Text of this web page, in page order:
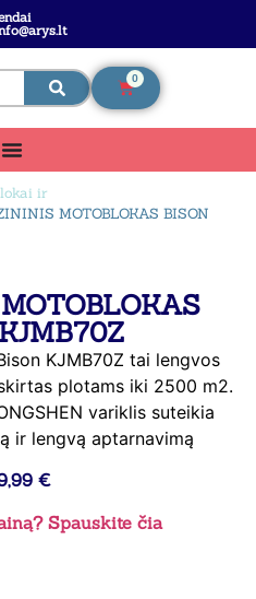
0
ir
MOTOBLOKAS BISON
KJMB70Z tai lengvos
plotams iki 2500 m2.
variklis suteikia
ir lengvą aptarnavimą
€
Spauskite čia